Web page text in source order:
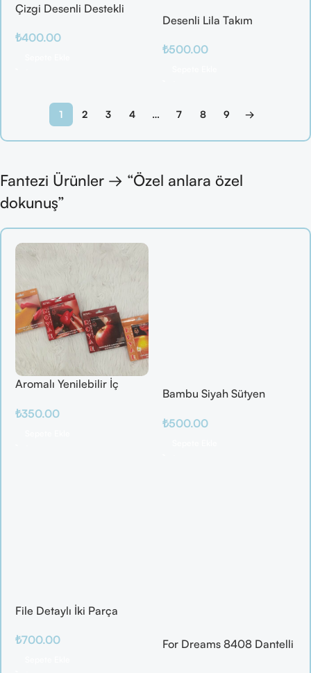
Çizgi Desenli Destekli
₺400.00
Desenli Lila Takım
₺500.00
1 2 3 4 … 7 8 9 →
Fantezi Ürünler → “Özel anlara özel
dokunuş”
Aromalı Yenilebilir İç
/ Elma / Portakal
₺350.00
Bambu Siyah Sütyen
₺500.00
File Detaylı İki Parça
₺700.00
For Dreams 8408 Dantelli